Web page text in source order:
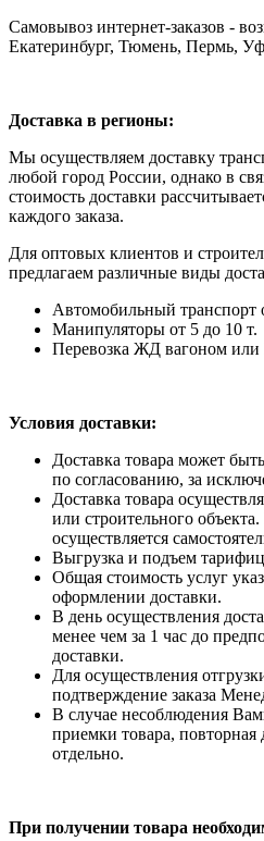
Самовывоз интернет-заказов -
Екатеринбург, Тюмень, Пермь,
Доставка в регионы:
Мы осуществляем доставку
любой город России, однако в
стоимость доставки
каждого заказа.
Для оптовых клиентов и
предлагаем различные виды
Автомобильный транспорт
Манипуляторы от 5 до 10 т.
Перевозка ЖД вагоном или
Условия доставки:
Доставка товара может
по согласованию, за
Доставка товара
или строительного объекта.
осуществляется
Выгрузка и подъем
Общая стоимость услуг
оформлении доставки.
В день осуществления
менее чем за 1 час до
доставки.
Для осуществления
подтверждение заказа
В случае несоблюдения
приемки товара, повторная
отдельно.
При получении товара